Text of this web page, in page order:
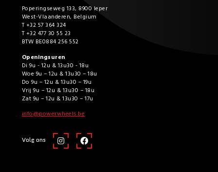
Poperingseweg 133, 8900 Ieper
West-Vlaanderen, Belgium
T +32 57 364 324
T +32 477 30 55 23
BTW BE0884 256 552
Openingsuren
Di 9u - 12u & 13u30 - 18u
Woe 9u – 12u & 13u30 – 18u
Do 9u – 12u & 13u30 – 19u
Vrij 9u – 12u & 13u30 – 18u
Zat 9u – 12u & 13u30 – 17u
info@powerwheels.be
Volg ons